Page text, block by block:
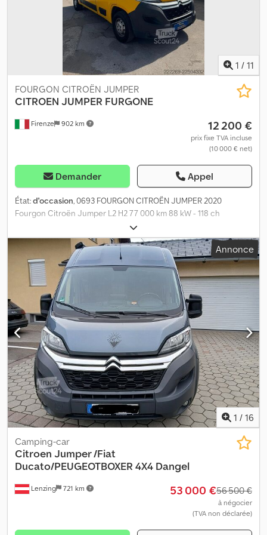
1 / 11
Firenze 902 km
FOURGON CITROËN JUMPER
CITROEN JUMPER FURGONE
12 200 €
prix fixe TVA incluse
(10 000 € net)
Demander Appel
État:d'occasion, 0693 FOURGON CITROËN JUMPER 2020
Fourgon Citroën Jumper L2 H2 77 000 km 88 kW - 118 ch
Révisions régulières Cylindrée : 2200 Dcedpszr E Rpofx Ah Esk
Diesel Euro 6 D Équipements Bluetooth Porte latérale droite 3
places Boîte de vitesses manuelle à 6 rapports Longueur : 310 cm
Largeur : 190 cm Hauteur : 195 cm Charge utile : 1285 kg Garantie
d’un an Situé à Florence Plaque d’immatriculation : GA507FL 10
000 € + TVA
Annonce
1 / 16
Lenzing 721 km
Camping-car
Citroen Jumper /Fiat
Ducato/PEUGEOTBOXER 4X4 Dangel
53 000 €56 500 €
à négocier
(TVA non déclarée)